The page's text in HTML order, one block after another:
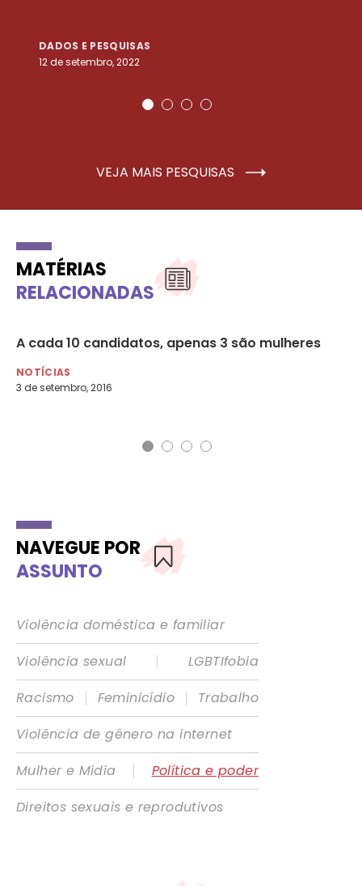
DADOS E PESQUISAS
12 de setembro, 2022
VEJA MAIS PESQUISAS
MATÉRIAS
RELACIONADAS
A cada 10 candidatos, apenas 3 são mulheres
NOTÍCIAS
3 de setembro, 2016
NAVEGUE POR
ASSUNTO
Violência doméstica e familiar
Violência sexual
|
LGBTIfobia
Racismo
| Feminicídio |
Trabalho
Violência de gênero na internet
Mulher e Mídia
|
Política e poder
Direitos sexuais e reprodutivos